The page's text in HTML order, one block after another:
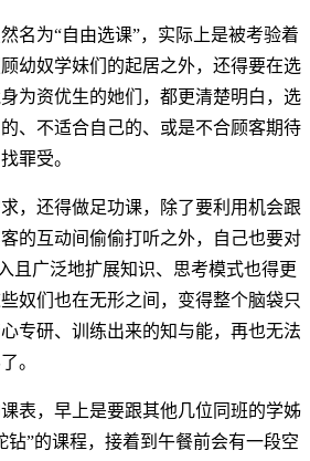
名为“自由选课”，实际上是被考验着
幼奴学妹们的起居之外，还得要在选
为资优生的她们，都更清楚明白，选
、不适合自己的、或是不合顾客期待
罪受。
，还得做足功课，除了要利用机会跟
的互动间偷偷打听之外，自己也要对
且广泛地扩展知识、思考模式也得更
奴们也在无形之间，变得整个脑袋只
专研、训练出来的知与能，再也无法
。
表，早上是要跟其他几位同班的学姊
钻”的课程，接着到午餐前会有一段空